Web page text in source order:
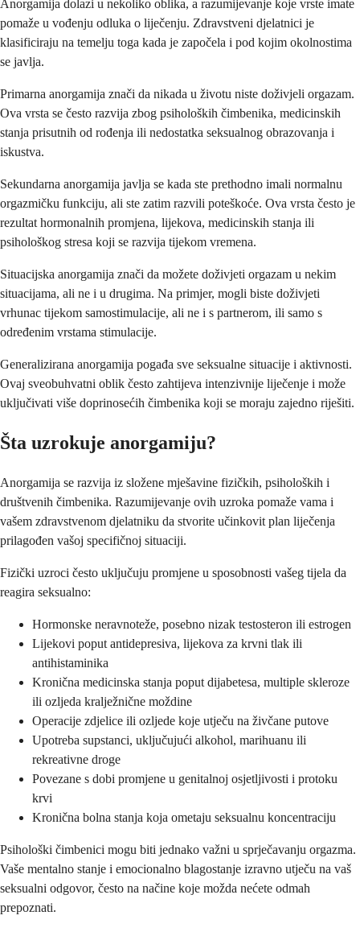
Anorgamija dolazi u nekoliko oblika, a razumijevanje koje vrste imate
pomaže u vođenju odluka o liječenju. Zdravstveni djelatnici je
klasificiraju na temelju toga kada je započela i pod kojim okolnostima
se javlja.
Primarna anorgamija znači da nikada u životu niste doživjeli orgazam.
Ova vrsta se često razvija zbog psiholoških čimbenika, medicinskih
stanja prisutnih od rođenja ili nedostatka seksualnog obrazovanja i
iskustva.
Sekundarna anorgamija javlja se kada ste prethodno imali normalnu
orgazmičku funkciju, ali ste zatim razvili poteškoće. Ova vrsta često je
rezultat hormonalnih promjena, lijekova, medicinskih stanja ili
psihološkog stresa koji se razvija tijekom vremena.
Situacijska anorgamija znači da možete doživjeti orgazam u nekim
situacijama, ali ne i u drugima. Na primjer, mogli biste doživjeti
vrhunac tijekom samostimulacije, ali ne i s partnerom, ili samo s
određenim vrstama stimulacije.
Generalizirana anorgamija pogađa sve seksualne situacije i aktivnosti.
Ovaj sveobuhvatni oblik često zahtijeva intenzivnije liječenje i može
uključivati više doprinosećih čimbenika koji se moraju zajedno riješiti.
Šta uzrokuje anorgamiju?
Anorgamija se razvija iz složene mješavine fizičkih, psiholoških i
društvenih čimbenika. Razumijevanje ovih uzroka pomaže vama i
vašem zdravstvenom djelatniku da stvorite učinkovit plan liječenja
prilagođen vašoj specifičnoj situaciji.
Fizički uzroci često uključuju promjene u sposobnosti vašeg tijela da
reagira seksualno:
Hormonske neravnoteže, posebno nizak testosteron ili estrogen
Lijekovi poput antidepresiva, lijekova za krvni tlak ili
antihistaminika
Kronična medicinska stanja poput dijabetesa, multiple skleroze
ili ozljeda kralježnične moždine
Operacije zdjelice ili ozljede koje utječu na živčane putove
Upotreba supstanci, uključujući alkohol, marihuanu ili
rekreativne droge
Povezane s dobi promjene u genitalnoj osjetljivosti i protoku
krvi
Kronična bolna stanja koja ometaju seksualnu koncentraciju
Psihološki čimbenici mogu biti jednako važni u sprječavanju orgazma.
Vaše mentalno stanje i emocionalno blagostanje izravno utječu na vaš
seksualni odgovor, često na načine koje možda nećete odmah
prepoznati.